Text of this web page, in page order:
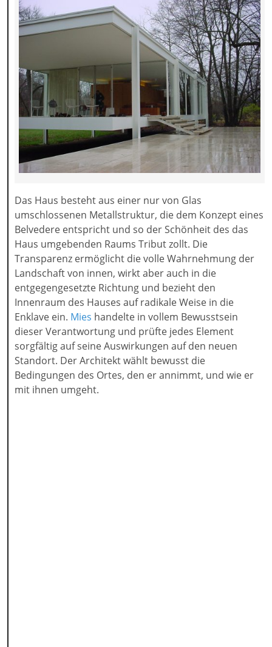
Das Haus besteht aus einer nur von Glas
umschlossenen Metallstruktur, die dem Konzept eines
Belvedere entspricht und so der Schönheit des das
Haus umgebenden Raums Tribut zollt. Die
Transparenz ermöglicht die volle Wahrnehmung der
Landschaft von innen, wirkt aber auch in die
entgegengesetzte Richtung und bezieht den
Innenraum des Hauses auf radikale Weise in die
Enklave ein. Mies handelte in vollem Bewusstsein
dieser Verantwortung und prüfte jedes Element
sorgfältig auf seine Auswirkungen auf den neuen
Standort. Der Architekt wählt bewusst die
Bedingungen des Ortes, den er annimmt, und wie er
mit ihnen umgeht.